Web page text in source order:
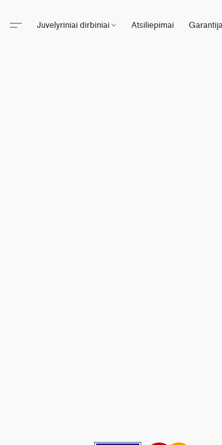
Juvelyriniai dirbiniai Atsiliepimai